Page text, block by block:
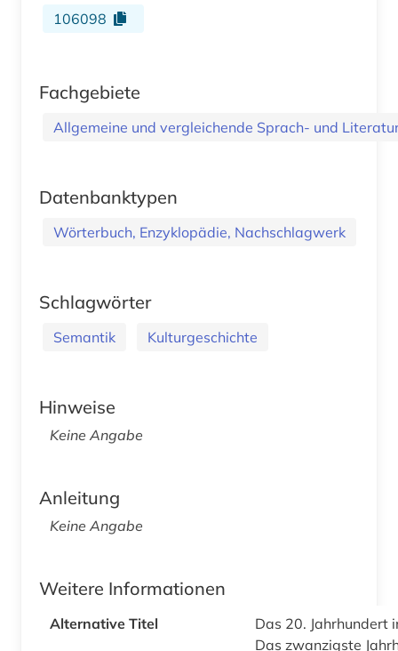
106098
Fachgebiete
Allgemeine und vergleichende Sprach- und
Datenbanktypen
Wörterbuch, Enzyklopädie, Nachschlagwerk
Schlagwörter
Semantik Kulturgeschichte
Hinweise
Keine Angabe
Anleitung
Keine Angabe
Weitere Informationen
Alternative Titel
Das 20. Jahrhundert
Das zwanzigste